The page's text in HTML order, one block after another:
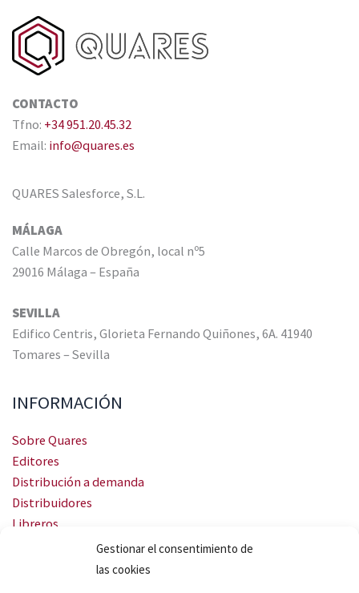
Gestionar el consentimiento de
las cookies
CONTACTO
Tfno: +34 951.20.45.32
Email: info@quares.es
QUARES Salesforce, S.L.
MÁLAGA
Calle Marcos de Obregón, local nº5
29016 Málaga – España
SEVILLA
Edifico Centris, Glorieta Fernando Quiñones, 6A. 41940
Tomares – Sevilla
INFORMACIÓN
Sobre Quares
Editores
Distribución a demanda
Distribuidores
Libreros
Servicio Landingweb
Crea tu audiobook